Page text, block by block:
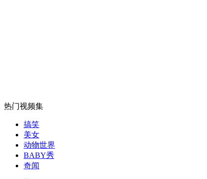
外交部：反对强权政治霸凌主义
热门视频集
搞笑
美女
动物世界
BABY秀
奇闻